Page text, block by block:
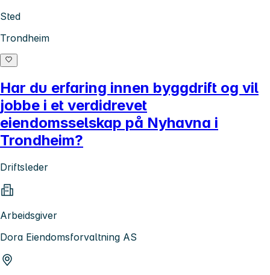
Sted
Trondheim
Har du erfaring innen byggdrift og vil
jobbe i et verdidrevet
eiendomsselskap på Nyhavna i
Trondheim?
Driftsleder
Arbeidsgiver
Dora Eiendomsforvaltning AS